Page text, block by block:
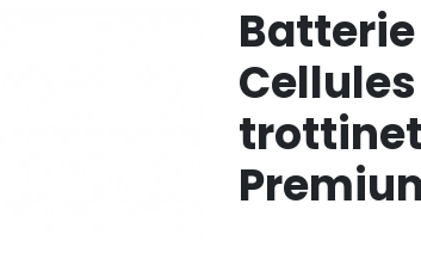
Batterie